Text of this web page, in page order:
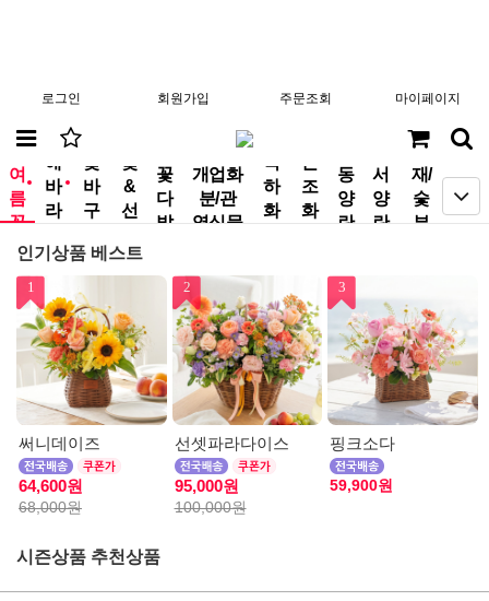
로그인 회원가입 주문조회 마이페이지
new
여
름
꽃
new
해
바
라
꽃
바
구
꽃
&
선
꽃
다
발
개업화
분/관
엽식물
축
하
화
근
조
화
동
양
란
서
양
란
분
재/
숯
부
인기상품 베스트
1
써니데이즈
64,600원
68,000원
2
선셋파라다이스
95,000원
100,000원
3
핑크소다
59,900원
시즌상품 추천상품